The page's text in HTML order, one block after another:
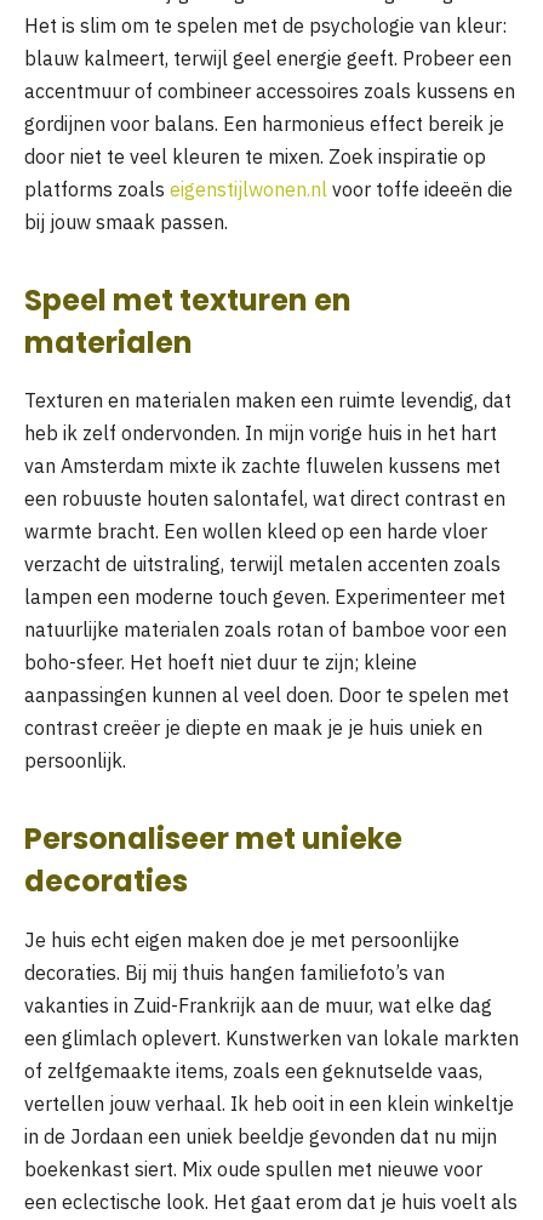
Het is slim om te spelen met de psychologie van kleur:
blauw kalmeert, terwijl geel energie geeft. Probeer een
accentmuur of combineer accessoires zoals kussens en
gordijnen voor balans. Een harmonieus effect bereik je
door niet te veel kleuren te mixen. Zoek inspiratie op
platforms zoals eigenstijlwonen.nl voor toffe ideeën die
bij jouw smaak passen.
Speel met texturen en
materialen
Texturen en materialen maken een ruimte levendig, dat
heb ik zelf ondervonden. In mijn vorige huis in het hart
van Amsterdam mixte ik zachte fluwelen kussens met
een robuuste houten salontafel, wat direct contrast en
warmte bracht. Een wollen kleed op een harde vloer
verzacht de uitstraling, terwijl metalen accenten zoals
lampen een moderne touch geven. Experimenteer met
natuurlijke materialen zoals rotan of bamboe voor een
boho-sfeer. Het hoeft niet duur te zijn; kleine
aanpassingen kunnen al veel doen. Door te spelen met
contrast creëer je diepte en maak je je huis uniek en
persoonlijk.
Personaliseer met unieke
decoraties
Je huis echt eigen maken doe je met persoonlijke
decoraties. Bij mij thuis hangen familiefoto’s van
vakanties in Zuid-Frankrijk aan de muur, wat elke dag
een glimlach oplevert. Kunstwerken van lokale markten
of zelfgemaakte items, zoals een geknutselde vaas,
vertellen jouw verhaal. Ik heb ooit in een klein winkeltje
in de Jordaan een uniek beeldje gevonden dat nu mijn
boekenkast siert. Mix oude spullen met nieuwe voor
een eclectische look. Het gaat erom dat je huis voelt als